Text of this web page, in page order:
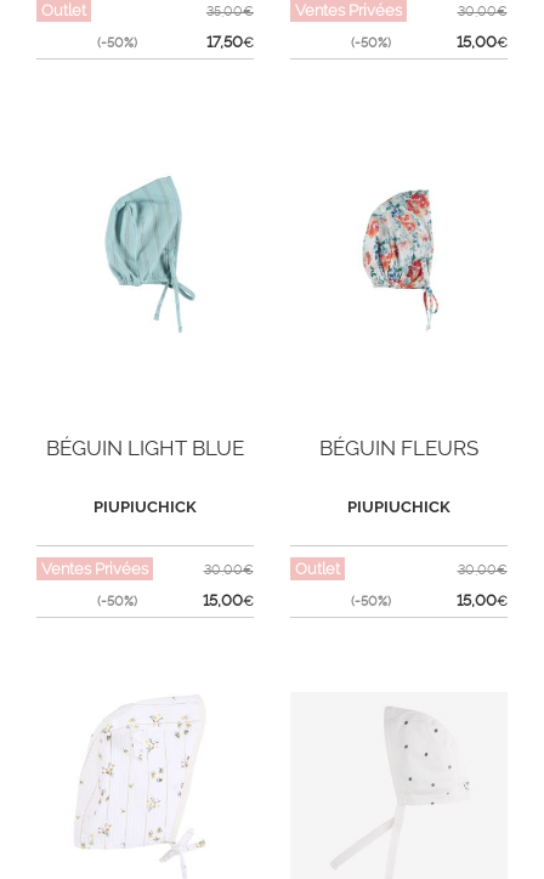
Outlet
(-50%)
35,00€
17,50€
Ventes Privées
(-50%)
30,00€
15,00€
BÉGUIN LIGHT BLUE
PIUPIUCHICK
Ventes Privées
(-50%)
30,00€
15,00€
BÉGUIN FLEURS
PIUPIUCHICK
Outlet
(-50%)
30,00€
15,00€